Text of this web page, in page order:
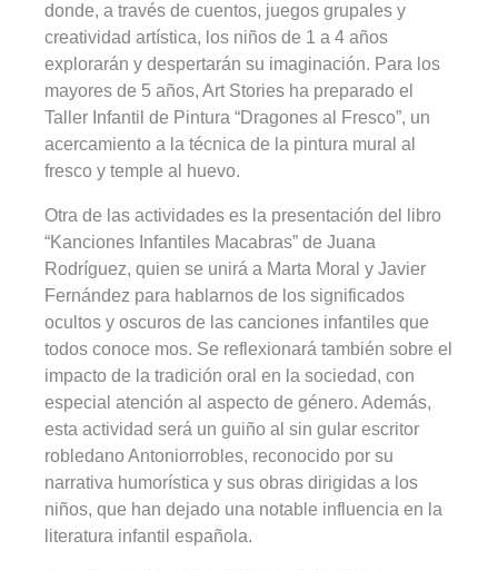
donde, a través de cuentos, juegos grupales y
creatividad artística, los niños de 1 a 4 años
explorarán y despertarán su imaginación. Para los
mayores de 5 años, Art Stories ha preparado el
Taller Infantil de Pintura “Dragones al Fresco”, un
acercamiento a la técnica de la pintura mural al
fresco y temple al huevo.
Otra de las actividades es la presentación del libro
“Kanciones Infantiles Macabras” de Juana
Rodríguez, quien se unirá a Marta Moral y Javier
Fernández para hablarnos de los significados
ocultos y oscuros de las canciones infantiles que
todos conoce mos. Se reflexionará también sobre el
impacto de la tradición oral en la sociedad, con
especial atención al aspecto de género. Además,
esta actividad será un guiño al sin gular escritor
robledano Antoniorrobles, reconocido por su
narrativa humorística y sus obras dirigidas a los
niños, que han dejado una notable influencia en la
literatura infantil española.